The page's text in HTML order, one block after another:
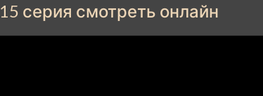
1 сезон 11 серия
Episode 11
1 сезон 10 серия
Episode 10
серия смотреть онлайн